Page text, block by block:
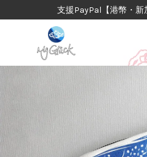
支援PayPal【港幣・新
您的購物車目